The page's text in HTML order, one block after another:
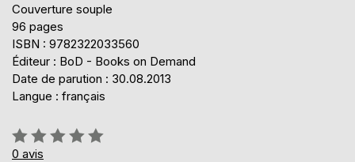
Couverture souple
96 pages
ISBN : 9782322033560
Éditeur : BoD - Books on Demand
Date de parution : 30.08.2013
Langue : français
Évaluation:
0%
0 avis